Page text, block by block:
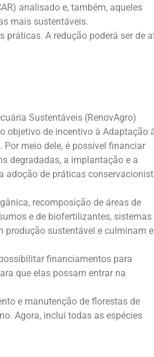
analisado e, também, aqueles
mais sustentáveis.
práticas. A redução poderá ser de
Sustentáveis (RenovAgro)
objetivo de incentivo à Adaptação
meio dele, é possível financiar
degradadas, a implantação e a
adoção de práticas
recomposição de áreas de
e de biofertilizantes, sistemas
produção sustentável e culminam
financiamentos para
que elas possam entrar na
e manutenção de florestas de
Agora, inclui todas as espécies